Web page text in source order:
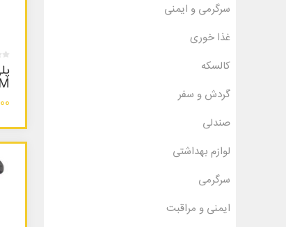
سرگرمی و ایمنی
غذا خوری
کالسکه
گردش و سفر
صندلی
لوازم بهداشتی
سرگرمی
ایمنی و مراقبت